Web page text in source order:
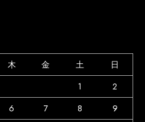
木 金 土
日
1
2
6 7 8
9